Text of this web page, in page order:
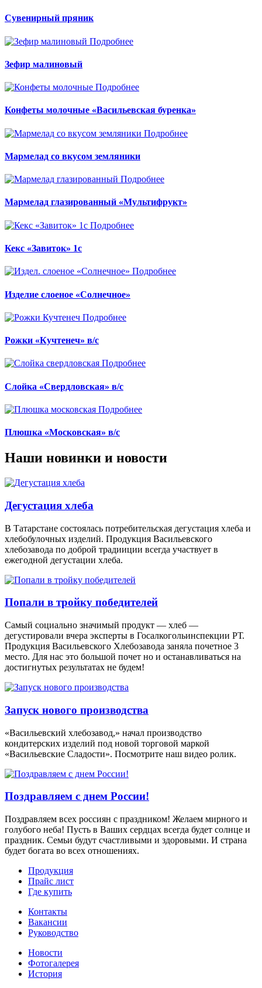
Сувенирный пряник
Подробнее
Зефир малиновый
Подробнее
Конфеты молочные «Васильевская буренка»
Подробнее
Мармелад со вкусом земляники
Подробнее
Мармелад глазированный «Мультифрукт»
Подробнее
Кекс «Завиток» 1с
Подробнее
Изделие слоеное «Солнечное»
Подробнее
Рожки «Кучтенеч» в/с
Подробнее
Слойка «Свердловская» в/с
Подробнее
Плюшка «Московская» в/с
Наши новинки и новости
Дегустация хлеба
В Татарстане состоялась потребительская дегустация хлеба и
хлебобулочных изделий. Продукция Васильевского
хлебозавода по доброй традииции всегда участвует в
ежегодной дегустации хлеба.
Попали в тройку победителей
Самый социально значимый продукт — хлеб —
дегустировали вчера эксперты в Госалкогольинспекции РТ.
Продукция Васильевского Хлебозавода заняла почетное 3
место. Для нас это большой почет но и останавливаться на
достигнутых результатах не будем!
Запуск нового производства
«Васильевский хлебозавод,» начал производство
кондитерских изделий под новой торговой маркой
«Васильевские Сладости». Посмотрите наш видео ролик.
Поздравляем с днем России!
Поздравляем всех россиян с праздником! Желаем мирного и
голубого неба! Пусть в Ваших сердцах всегда будет солнце и
праздник. Семьи будут счастливыми и здоровыми. И страна
будет богата во всех отношениях.
Продукция
Прайс лист
Где купить
Контакты
Вакансии
Руководство
Новости
Фотогалерея
История